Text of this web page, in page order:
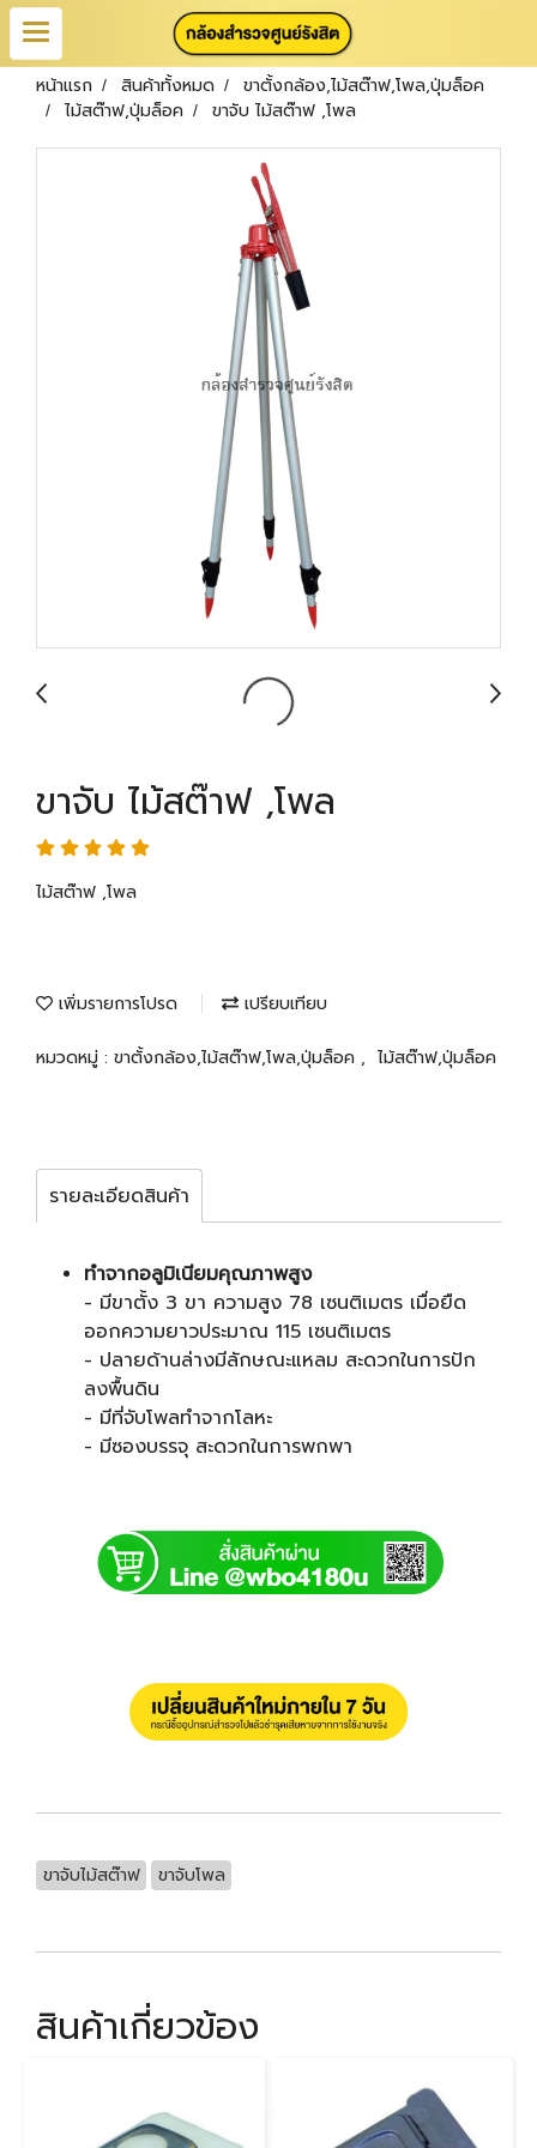
หน้าแรก สินค้าทั้งหมด
ขาตั้งกล้อง,ไม้สต๊าฟ,โพล,ปุ่มล็อค
ไม้สต๊าฟ,ปุ่มล็อค
ขาจับ ไม้สต๊าฟ ,โพล
ขาจับ ไม้สต๊าฟ ,โพล
ไม้สต๊าฟ ,โพล
เพิ่มรายการโปรด เปรียบเทียบ
หมวดหมู่ : ขาตั้งกล้อง,ไม้สต๊าฟ,โพล,ปุ่มล็อค , ไม้สต๊าฟ,ปุ่มล็อค
รายละเอียดสินค้า
ทำจากอลูมิเนียมคุณภาพสูง
- มีขาตั้ง 3 ขา ความสูง 78 เซนติเมตร เมื่อยืด
ออกความยาวประมาณ 115 เซนติเมตร
- ปลายด้านล่างมีลักษณะแหลม สะดวกในการปัก
ลงพื้นดิน
- มีที่จับโพลทำจากโลหะ
- มีซองบรรจุ สะดวกในการพกพา
ขาจับไม้สต๊าฟ ขาจับโพล
สินค้าเกี่ยวข้อง